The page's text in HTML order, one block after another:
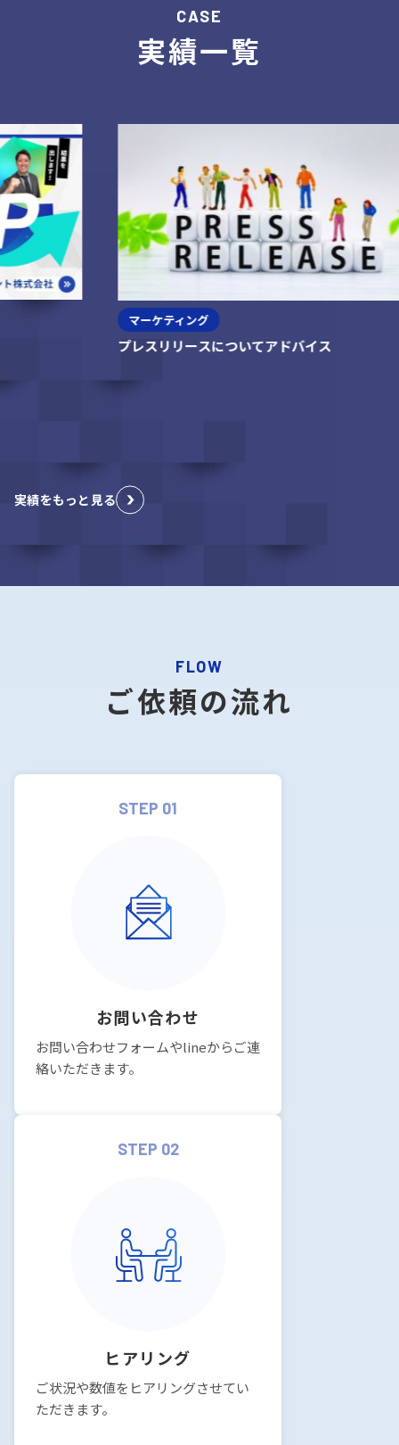
CASE
実績一覧
マーケティング
プレスリリースについてアドバイス
実績をもっと見る
FLOW
ご依頼の流れ
STEP 01
お問い合わせ
お問い合わせフォームやlineからご連
絡いただきます。
STEP 02
ヒアリング
ご状況や数値をヒアリングさせてい
ただきます。